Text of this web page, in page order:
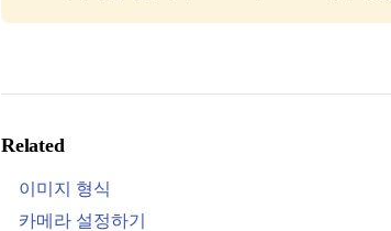
Related
이미지 형식
카메라 설정하기